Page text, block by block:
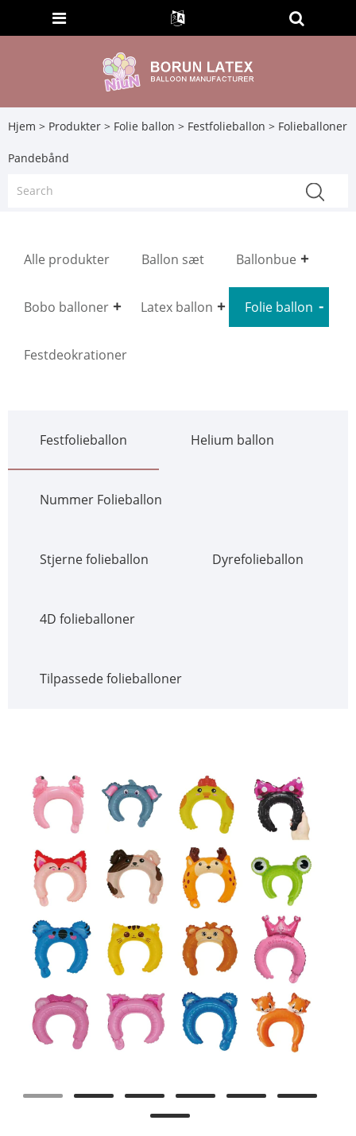
Hjem > Produkter > Folie ballon > Festfolieballon > Folieballoner
Pandebånd
Alle produkter Ballon sæt Ballonbue
Bobo balloner Latex ballon Folie ballon
Festdeokrationer
Festfolieballon Helium ballon
Nummer Folieballon
Stjerne folieballon Dyrefolieballon
4D folieballoner
Tilpassede folieballoner